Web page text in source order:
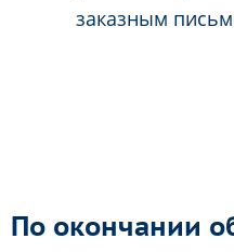
заказным
По окончании